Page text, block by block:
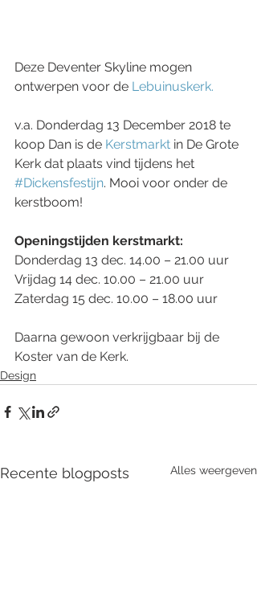
Deze Deventer Skyline mogen
ontwerpen voor de Lebuinuskerk.
v.a. Donderdag 13 December 2018 te
koop Dan is de Kerstmarkt in De Grote
Kerk dat plaats vind tijdens het
#Dickensfestijn. Mooi voor onder de
kerstboom!
Openingstijden kerstmarkt:
Donderdag 13 dec. 14.00 – 21.00 uur
Vrijdag 14 dec. 10.00 – 21.00 uur
Zaterdag 15 dec. 10.00 – 18.00 uur
Daarna gewoon verkrijgbaar bij de
Koster van de Kerk.
Design
Recente blogposts Alles weergeven